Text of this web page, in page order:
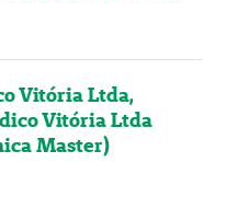
Vitória Ltda,
Vitória Ltda
Master)